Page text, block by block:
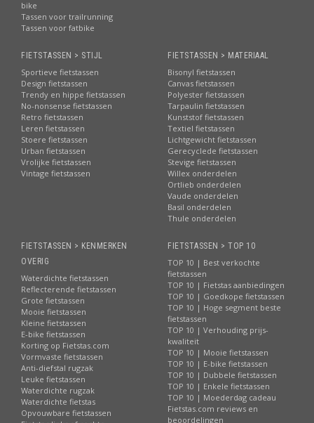
bike
Tassen voor trailrunning
Tassen voor fatbike
FIETSTASSEN > STIJL
Sportieve fietstassen
Design fietstassen
Trendy en hippe fietstassen
No-nonsense fietstassen
Retro fietstassen
Leren fietstassen
Stoere fietstassen
Urban fietstassen
Vrolijke fietstassen
Vintage fietstassen
FIETSTASSEN > MATERIAAL
Bisonyl fietstassen
Canvas fietstassen
Polyester fietstassen
Tarpaulin fietstassen
Kunststof fietstassen
Textiel fietstassen
Lichtgewicht fietstassen
Gerecyclede fietstassen
Stevige fietstassen
Willex onderdelen
Ortlieb onderdelen
Vaude onderdelen
Basil onderdelen
Thule onderdelen
FIETSTASSEN > KENMERKEN
OVERIG
Waterdichte fietstassen
Reflecterende fietstassen
Grote fietstassen
Mooie fietstassen
Kleine fietstassen
E-bike fietstassen
Korting op Fietstas.com
Vormvaste fietstassen
Anti-diefstal rugzak
Leuke fietstassen
Waterdichte rugzak
Waterdichte fietstas
Opvouwbare fietstassen
FIETSTASSEN > TOP 10
TOP 10 | Best verkochte
fietstassen
TOP 10 | Fietstas aanbiedingen
TOP 10 | Goedkope fietstassen
TOP 10 | Hoge segment beste
fietstassen
TOP 10 | Verhouding prijs-
kwaliteit
TOP 10 | Mooie fietstassen
TOP 10 | E-bike fietstassen
TOP 10 | Dubbele fietstassen
TOP 10 | Enkele fietstassen
TOP 10 | Moederdag cadeau
Fietstas.com reviews en
beoordelingen